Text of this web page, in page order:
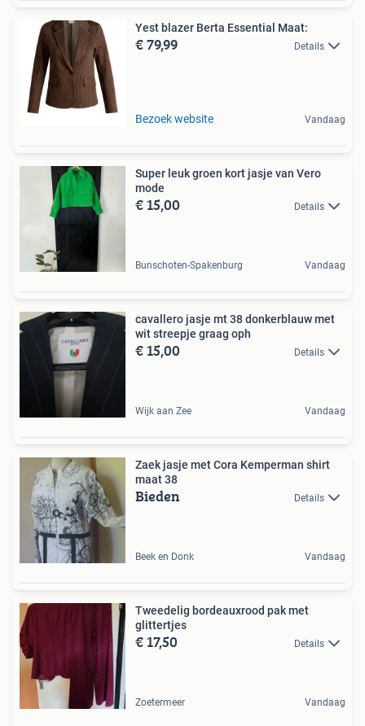
Yest blazer Berta Essential Maat:
€ 79,99 Details
Bezoek website Vandaag
Super leuk groen kort jasje van Vero
mode
€ 15,00 Details
Bunschoten-Spakenburg Vandaag
cavallero jasje mt 38 donkerblauw met
wit streepje graag oph
€ 15,00 Details
Wijk aan Zee Vandaag
Zaek jasje met Cora Kemperman shirt
maat 38
Bieden Details
Beek en Donk Vandaag
Tweedelig bordeauxrood pak met
glittertjes
€ 17,50 Details
Zoetermeer Vandaag